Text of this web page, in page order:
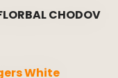
CHODOV
White